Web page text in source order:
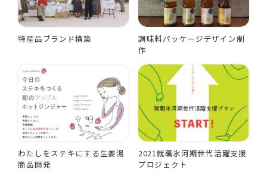
特産品ブランド構築
調味料パッケージデザイン制
作
わたしをステキにする生姜湯
商品開発
2021就職氷河期世代活躍支援
プロジェクト